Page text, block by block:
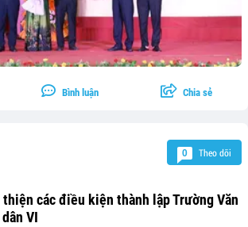
Bình luận Chia sẻ
0 Theo dõi
các điều kiện thành lập Trường Văn
VI